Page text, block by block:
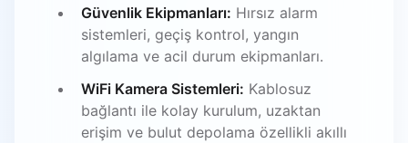
Güvenlik Ekipmanları: Hırsız alarm
sistemleri, geçiş kontrol, yangın
algılama ve acil durum ekipmanları.
WiFi Kamera Sistemleri: Kablosuz
bağlantı ile kolay kurulum, uzaktan
erişim ve bulut depolama özellikli akıllı